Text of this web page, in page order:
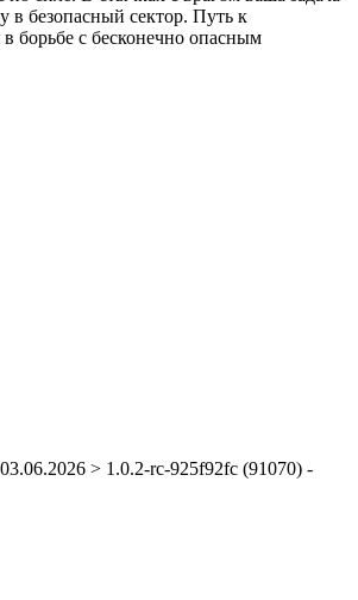
в безопасный сектор. Путь к
борьбе с бесконечно опасным
> 1.0.2-rc-925f92fc (91070) -